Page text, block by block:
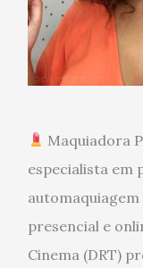
Maquiadora
especialista em
presencial e
Cinema (DRT)